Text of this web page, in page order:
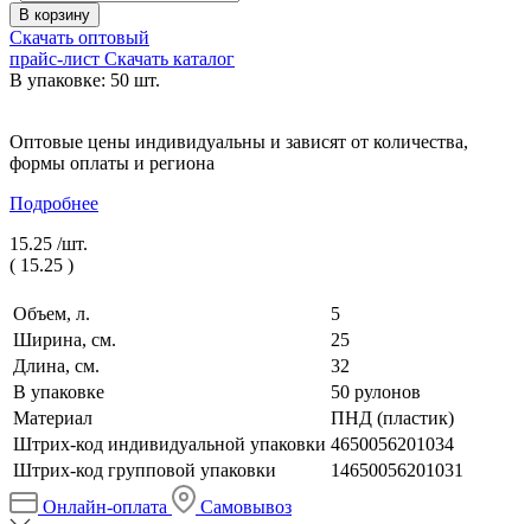
В корзину
Скачать оптовый
прайс-лист Скачать каталог
В упаковке: 50 шт.
Оптовые цены индивидуальны и зависят от количества,
формы оплаты и региона
Подробнее
15.25 /шт.
( 15.25 )
Объем, л.
5
Ширина, см.
25
Длина, см.
32
В упаковке
50 рулонов
Материал
ПНД (пластик)
Штрих-код индивидуальной упаковки 4650056201034
Штрих-код групповой упаковки
14650056201031
Онлайн-оплата
Самовывоз